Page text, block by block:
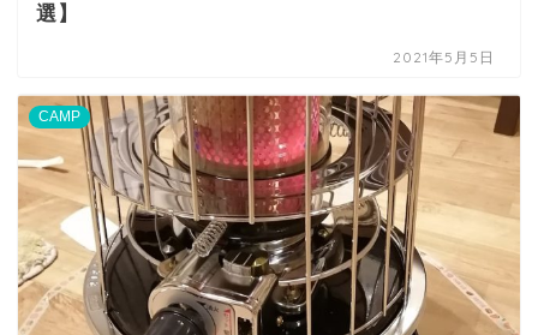
選】
2021年5月5日
CAMP